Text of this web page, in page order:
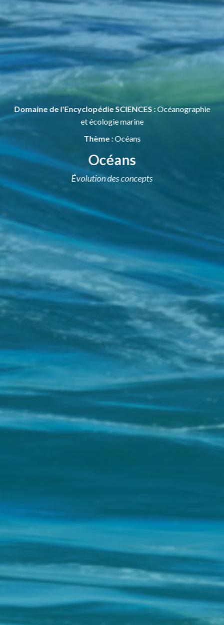
Domaine de l'Encyclopédie SCIENCES :Océanographie
et écologie marine
Thème :Océans
Océans
Évolution des concepts